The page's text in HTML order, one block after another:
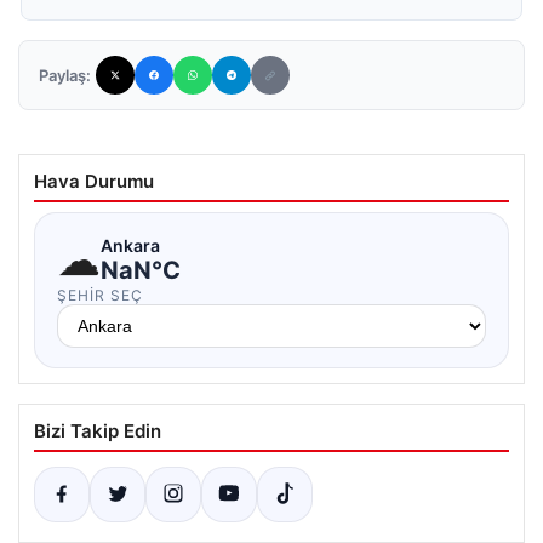
Paylaş:
Hava Durumu
☁Ankara
NaN°C
ŞEHIR SEÇ
Bizi Takip Edin